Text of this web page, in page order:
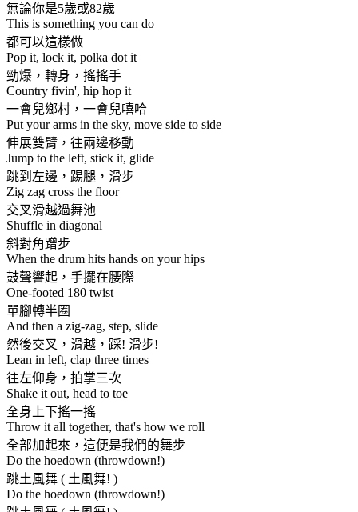
無論你是5歲或82歲
This is something you can do
都可以這樣做
Pop it, lock it, polka dot it
勁爆，轉身，搖搖手
Country fivin', hip hop it
一會兒鄉村，一會兒嘻哈
Put your arms in the sky, move side to side
伸展雙臂，往兩邊移動
Jump to the left, stick it, glide
跳到左邊，踢腿，滑步
Zig zag cross the floor
交叉滑越過舞池
Shuffle in diagonal
斜對角蹭步
When the drum hits hands on your hips
鼓聲響起，手擺在腰際
One-footed 180 twist
單腳轉半圈
And then a zig-zag, step, slide
然後交叉，滑越，踩! 滑步!
Lean in left, clap three times
往左仰身，拍掌三次
Shake it out, head to toe
全身上下搖一搖
Throw it all together, that's how we roll
全部加起來，這便是我們的舞步
Do the hoedown (throwdown!)
跳土風舞 ( 土風舞! )
Do the hoedown (throwdown!)